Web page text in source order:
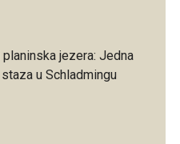
jezera: Jedna
u Schladmingu